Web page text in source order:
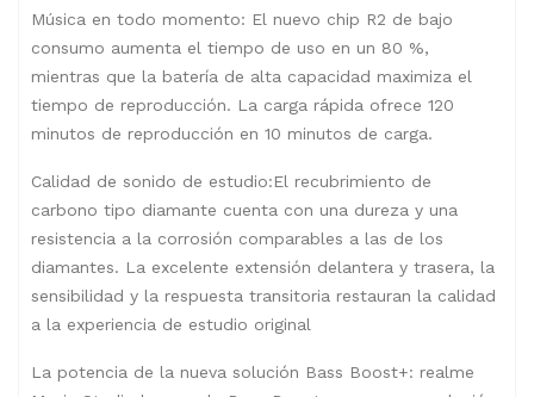
Música en todo momento: El nuevo chip R2 de bajo
consumo aumenta el tiempo de uso en un 80 %,
mientras que la batería de alta capacidad maximiza el
tiempo de reproducción. La carga rápida ofrece 120
minutos de reproducción en 10 minutos de carga.
Calidad de sonido de estudio:El recubrimiento de
carbono tipo diamante cuenta con una dureza y una
resistencia a la corrosión comparables a las de los
diamantes. La excelente extensión delantera y trasera, la
sensibilidad y la respuesta transitoria restauran la calidad
a la experiencia de estudio original
La potencia de la nueva solución Bass Boost+: realme